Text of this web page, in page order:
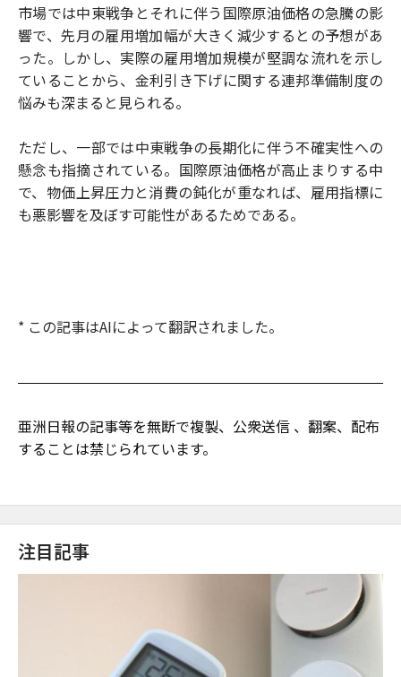
市場では中東戦争とそれに伴う国際原油価格の急騰の影
響で、先月の雇用増加幅が大きく減少するとの予想があ
った。しかし、実際の雇用増加規模が堅調な流れを示し
ていることから、金利引き下げに関する連邦準備制度の
悩みも深まると見られる。
ただし、一部では中東戦争の長期化に伴う不確実性への
懸念も指摘されている。国際原油価格が高止まりする中
で、物価上昇圧力と消費の鈍化が重なれば、雇用指標に
も悪影響を及ぼす可能性があるためである。
* この記事はAIによって翻訳されました。
亜洲日報の記事等を無断で複製、公衆送信 、翻案、配布
することは禁じられています。
注目記事